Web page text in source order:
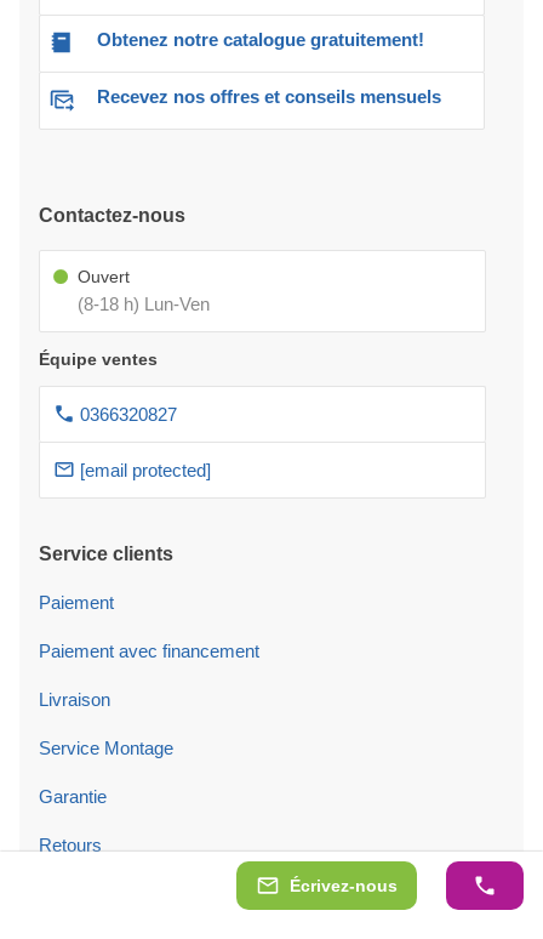
Écrivez-nous
Obtenez notre catalogue gratuitement!
Recevez nos offres et conseils mensuels
Contactez-nous
Ouvert
(8-18 h) Lun-Ven
Équipe ventes
0366320827
[email protected]
Service clients
Paiement
Paiement avec financement
Livraison
Service Montage
Garantie
Retours